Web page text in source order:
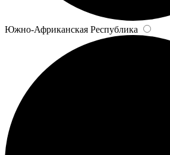
Южно-Африканская Республика